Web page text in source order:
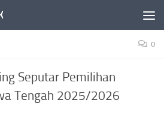
0
Seputar Pemilihan
Tengah 2025/2026